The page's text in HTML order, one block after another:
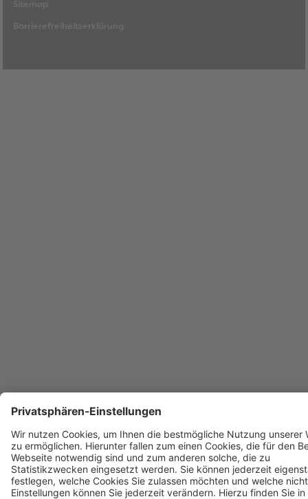
Sitemap
Barrierefreiheitserklärung